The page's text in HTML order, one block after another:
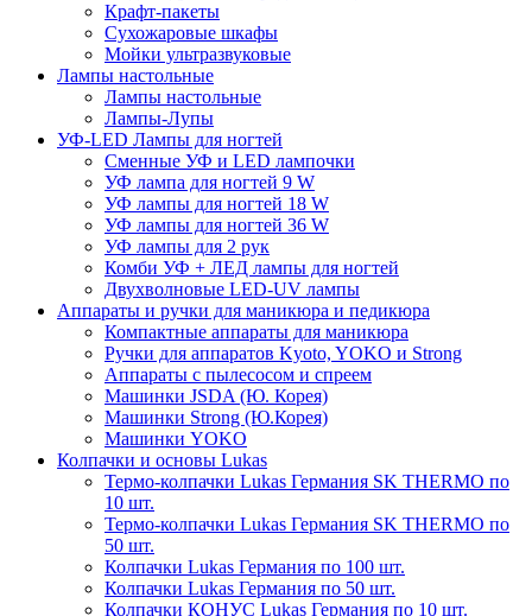
Крафт-пакеты
Сухожаровые шкафы
Мойки ультразвуковые
Лампы настольные
Лампы настольные
Лампы-Лупы
УФ-LED Лампы для ногтей
Сменные УФ и LED лампочки
УФ лампа для ногтей 9 W
УФ лампы для ногтей 18 W
УФ лампы для ногтей 36 W
УФ лампы для 2 рук
Комби УФ + ЛЕД лампы для ногтей
Двухволновые LED-UV лампы
Аппараты и ручки для маникюра и педикюра
Компактные аппараты для маникюра
Ручки для аппаратов Kyoto, YOKO и Strong
Аппараты с пылесосом и спреем
Машинки JSDA (Ю. Корея)
Машинки Strong (Ю.Корея)
Машинки YOKO
Колпачки и основы Lukas
Термо-колпачки Lukas Германия SK THERMO по
10 шт.
Термо-колпачки Lukas Германия SK THERMO по
50 шт.
Колпачки Lukas Германия по 100 шт.
Колпачки Lukas Германия по 50 шт.
Колпачки КОНУС Lukas Германия по 10 шт.